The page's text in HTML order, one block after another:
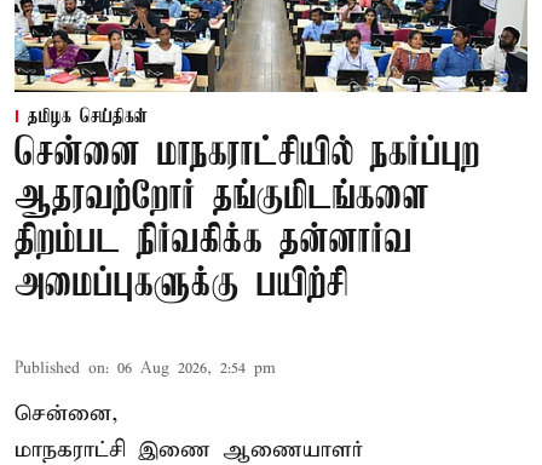
தமிழக செய்திகள்
சென்னை மாநகராட்சியில் நகர்ப்புற
ஆதரவற்றோர் தங்குமிடங்களை
திறம்பட நிர்வகிக்க தன்னார்வ
அமைப்புகளுக்கு பயிற்சி
Published on: 06 Aug 2026, 2:54 pm
சென்னை,
மாநகராட்சி இணை ஆணையாளர்